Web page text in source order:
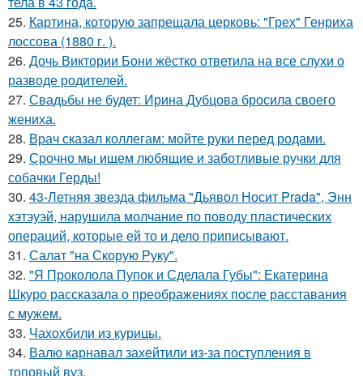
25. Картина, которую запрещала церковь: "Грех" Генриха
лоссова (1880 г. ).
26. Дочь Виктории Бони жёстко ответила на все слухи о
разводе родителей.
27. Свадьбы не будет: Ирина Дубцова бросила своего
жениха.
28. Врач сказал коллегам: мойте руки перед родами.
29. Срочно мы ищем любящие и заботливые ручки для
собачки Герды!
30. 43-Летняя звезда фильма "Дьявол Носит Prada", Энн
хэтэуэй, нарушила молчание по поводу пластических
операций, которые ей то и дело приписывают.
31. Салат "на Скорую Руку".
32. "Я Проколола Пупок и Сделала Губы": Екатерина
Шкуро рассказала о преображениях после расставания
с мужем.
33. Чахохбили из курицы.
34. Валю карнавал захейтили из-за поступления в
топовый вуз.